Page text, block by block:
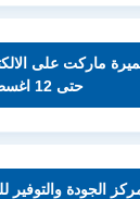
حتى 12 اغسطس